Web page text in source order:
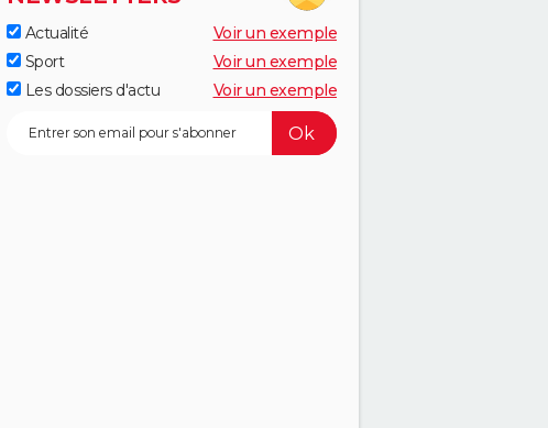
Actualité
Voir un exemple
Sport
Voir un exemple
Les dossiers d'actu
Voir un exemple